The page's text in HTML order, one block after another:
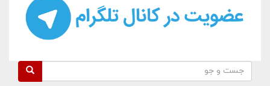
فرم جستجو